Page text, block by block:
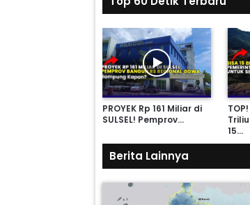
PROYEK Rp 161 Miliar di
SULSEL! Pemprov…
15…
Berita Lainnya